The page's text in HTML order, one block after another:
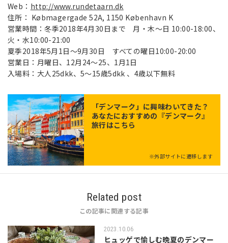
Web： http://www.rundetaarn.dk
住所： Købmagergade 52A, 1150 København K
営業時間：冬季2018年4月30日まで 月・木〜日 10:00-18:00、
火・水10:00-21:00
夏季2018年5月1日〜9月30日 すべての曜日10:00-20:00
営業日：月曜日、12月24〜25、1月1日
入場料：大人25dkk、5〜15歳5dkk 、4歳以下無料
「デンマーク 」に興味わいてきた？
あなたにおすすめの『デンマーク』
旅行はこちら
※外部サイトに遷移します
Related post
この記事に関連する記事
2023.10.06
ヒュッゲで愉しむ晩夏のデンマー